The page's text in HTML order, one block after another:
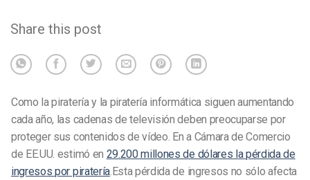
Share this post
Como la piratería y la piratería informática siguen aumentando
cada año, las cadenas de televisión deben preocuparse por
proteger sus contenidos de vídeo. Ena Cámara de Comercio
de EE.UU. estimó en 29.200 millones de dólares la pérdida de
ingresos por piratería. Esta pérdida de ingresos no sólo afecta